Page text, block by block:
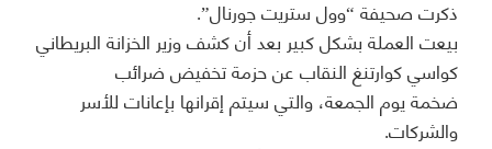
ذكرت صحيفة “وول ستريت جورنال”.
بيعت العملة بشكل كبير بعد أن كشف وزير الخزانة البريطاني
كواسي كوارتنغ النقاب عن حزمة تخفيض ضرائب
ضخمة يوم الجمعة، والتي سيتم إقرانها بإعانات للأسر
والشركات.